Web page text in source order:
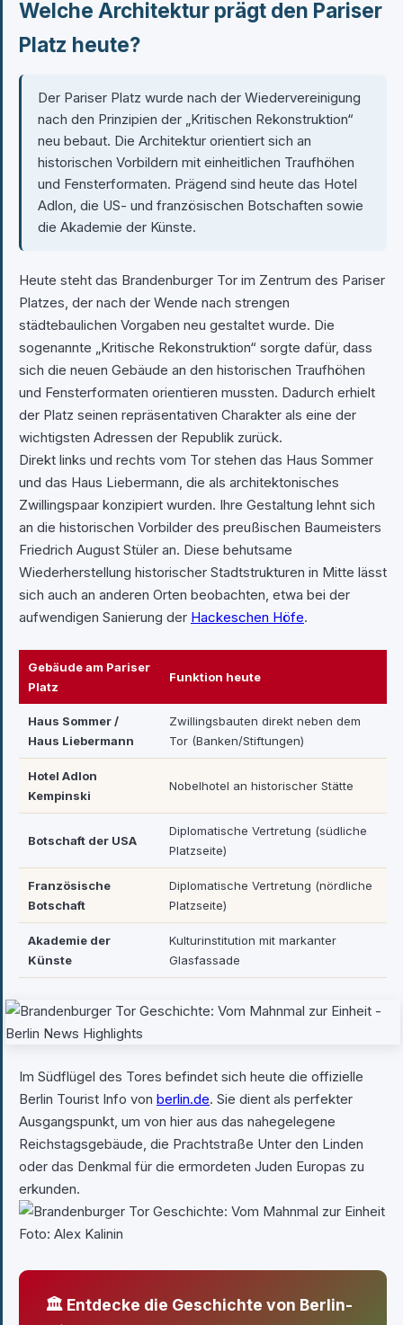
Welche Architektur prägt den Pariser
Platz heute?
Der Pariser Platz wurde nach der Wiedervereinigung
nach den Prinzipien der „Kritischen Rekonstruktion“
neu bebaut. Die Architektur orientiert sich an
historischen Vorbildern mit einheitlichen Traufhöhen
und Fensterformaten. Prägend sind heute das Hotel
Adlon, die US- und französischen Botschaften sowie
die Akademie der Künste.
Heute steht das Brandenburger Tor im Zentrum des Pariser
Platzes, der nach der Wende nach strengen
städtebaulichen Vorgaben neu gestaltet wurde. Die
sogenannte „Kritische Rekonstruktion“ sorgte dafür, dass
sich die neuen Gebäude an den historischen Traufhöhen
und Fensterformaten orientieren mussten. Dadurch erhielt
der Platz seinen repräsentativen Charakter als eine der
wichtigsten Adressen der Republik zurück.
Direkt links und rechts vom Tor stehen das Haus Sommer
und das Haus Liebermann, die als architektonisches
Zwillingspaar konzipiert wurden. Ihre Gestaltung lehnt sich
an die historischen Vorbilder des preußischen Baumeisters
Friedrich August Stüler an. Diese behutsame
Wiederherstellung historischer Stadtstrukturen in Mitte lässt
sich auch an anderen Orten beobachten, etwa bei der
aufwendigen Sanierung der Hackeschen Höfe.
Gebäude am Pariser
Platz
Funktion heute
Haus Sommer /
Haus Liebermann
Zwillingsbauten direkt neben dem
Tor (Banken/Stiftungen)
Hotel Adlon
Kempinski
Nobelhotel an historischer Stätte
Botschaft der USA
Diplomatische Vertretung (südliche
Platzseite)
Französische
Botschaft
Diplomatische Vertretung (nördliche
Platzseite)
Akademie der
Künste
Kulturinstitution mit markanter
Glasfassade
Im Südflügel des Tores befindet sich heute die offizielle
Berlin Tourist Info von berlin.de. Sie dient als perfekter
Ausgangspunkt, um von hier aus das nahegelegene
Reichstagsgebäude, die Prachtstraße Unter den Linden
oder das Denkmal für die ermordeten Juden Europas zu
erkunden.
Foto: Alex Kalinin
🏛 Entdecke die Geschichte von Berlin-